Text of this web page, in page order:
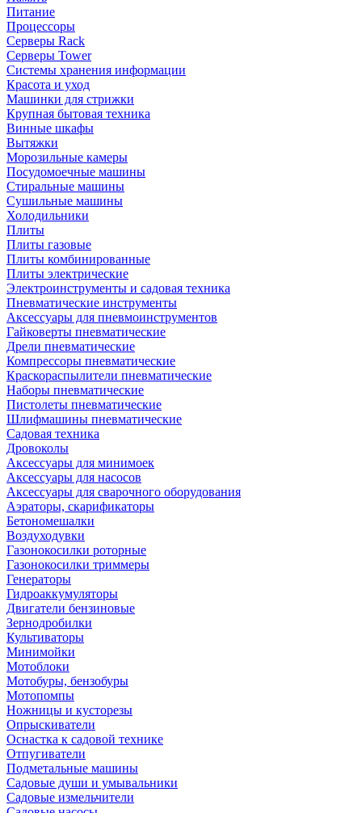
Питание
Процессоры
Серверы Rack
Серверы Tower
Системы хранения информации
Красота и уход
Машинки для стрижки
Крупная бытовая техника
Винные шкафы
Вытяжки
Морозильные камеры
Посудомоечные машины
Стиральные машины
Сушильные машины
Холодильники
Плиты
Плиты газовые
Плиты комбинированные
Плиты электрические
Электроинструменты и садовая техника
Пневматические инструменты
Аксессуары для пневмоинструментов
Гайковерты пневматические
Дрели пневматические
Компрессоры пневматические
Краскораспылители пневматические
Наборы пневматические
Пистолеты пневматические
Шлифмашины пневматические
Садовая техника
Дровоколы
Аксессуары для минимоек
Аксессуары для насосов
Аксессуары для сварочного оборудования
Аэраторы, скарификаторы
Бетономешалки
Воздуходувки
Газонокосилки роторные
Газонокосилки триммеры
Генераторы
Гидроаккумуляторы
Двигатели бензиновые
Зернодробилки
Культиваторы
Минимойки
Мотоблоки
Мотобуры, бензобуры
Мотопомпы
Ножницы и кусторезы
Опрыскиватели
Оснастка к садовой технике
Отпугиватели
Подметальные машины
Садовые души и умывальники
Садовые измельчители